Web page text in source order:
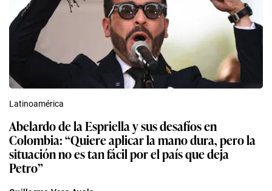
Latinoamérica
Abelardo de la Espriella y sus desafíos en
Colombia: “Quiere aplicar la mano dura, pero la
situación no es tan fácil por el país que deja
Petro”